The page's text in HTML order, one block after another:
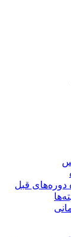
دوره‌های قبل